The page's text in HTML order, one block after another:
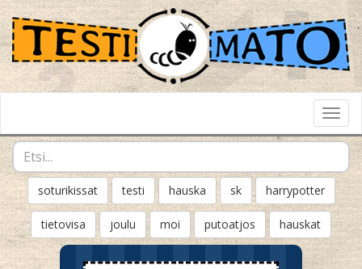
soturikissat testi hauska sk harrypotter
tietovisa joulu moi putoatjos hauskat